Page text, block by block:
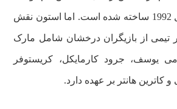
آلاسدایر گری در سال 1992 ساخته شده است. اما استون نقش
تیمی از بازیگران درخشان شامل مارک
یوسف، جرود کارمایکل، کریستوفر
کاترین هانتر بر عهده دارد.